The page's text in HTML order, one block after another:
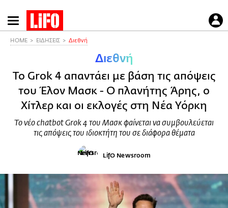
Παράκαμψη
προς
HOME ΕΙΔΗΣΕΙΣ Διεθνή
Διεθνή
Το Grok 4 απαντάει με βάση τις απόψεις
του Έλον Μασκ - Ο πλανήτης Άρης, ο
Χίτλερ και οι εκλογές στη Νέα Υόρκη
Το νέο chatbot Grok 4 του Μασκ φαίνεται να συμβουλεύεται
τις απόψεις του ιδιοκτήτη του σε διάφορα θέματα
LifO Newsroom